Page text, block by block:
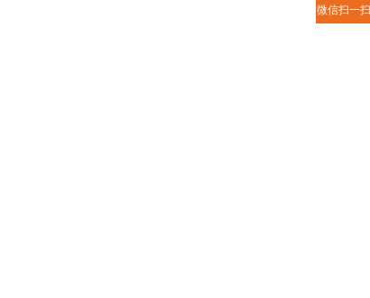
微信扫一扫